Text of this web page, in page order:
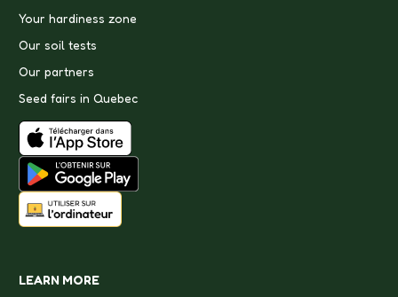
Your hardiness zone
Our soil tests
Our partners
Seed fairs in Quebec
LEARN MORE